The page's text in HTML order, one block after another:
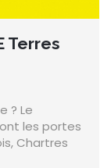
Terres
? Le
les portes
Chartres